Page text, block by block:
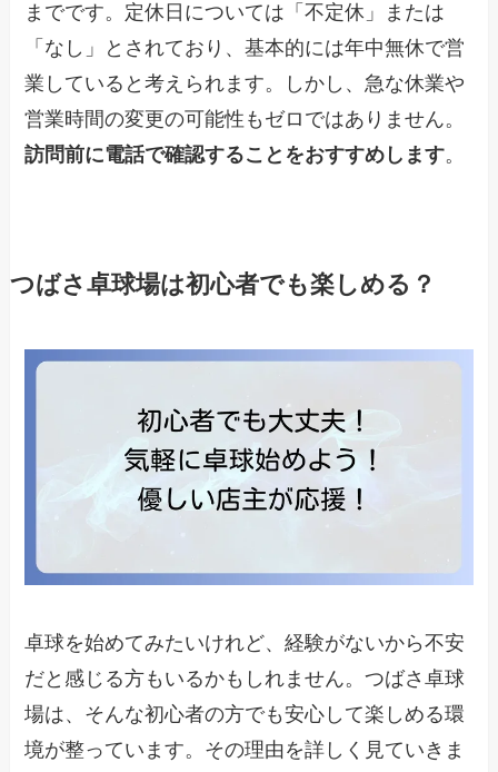
までです。定休日については「不定休」または
「なし」とされており、基本的には年中無休で営
業していると考えられます。しかし、急な休業や
営業時間の変更の可能性もゼロではありません。
訪問前に電話で確認することをおすすめします。
つばさ卓球場は初心者でも楽しめる？
卓球を始めてみたいけれど、経験がないから不安
だと感じる方もいるかもしれません。つばさ卓球
場は、そんな初心者の方でも安心して楽しめる環
境が整っています。その理由を詳しく見ていきま